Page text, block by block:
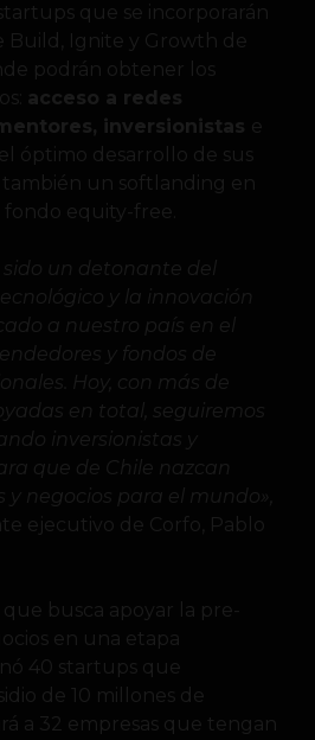
que se incorporarán
Build, Ignite y Growth de
podrán obtener los
acceso a redes
inversionistas e
óptimo desarrollo de sus
también un softlanding en
fondo equity-free.
sido un detonante del
y la innovación
a nuestro país en el
y fondos de
Hoy, con más de
en total, seguiremos
inversionistas y
que de Chile nazcan
negocios para el mundo»,
ejecutivo de Corfo, Pablo
busca apoyar la pre-
en una etapa
40 startups que
de 10 millones de
a 32 empresas que tengan